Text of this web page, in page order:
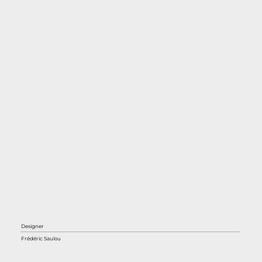
Designer
Frédéric Saulou